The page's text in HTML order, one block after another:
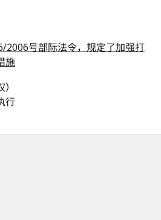
2006号部际法令，规定了加强打
施
行